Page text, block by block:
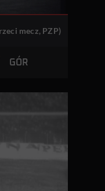
mecz, PZP)
GÓR